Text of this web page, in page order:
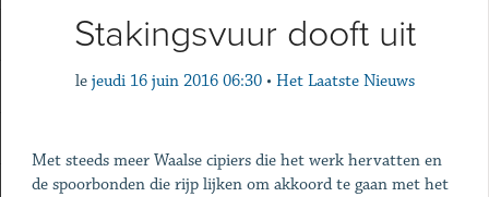
Stakingsvuur dooft uit
le jeudi 16 juin 2016 06:30 • Het Laatste Nieuws
Met steeds meer Waalse cipiers die het werk hervatten en
de spoorbonden die rijp lijken om akkoord te gaan met het